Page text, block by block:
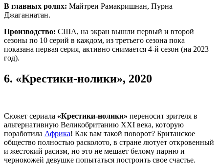
В главных ролях: Майтреи Рамакришнан, Пурна
Джаганнатан.
Производство: США, на экран вышли первый и второй
сезоны по 10 серий в каждом, из третьего сезона пока
показана первая серия, активно снимается 4-й сезон (на 2023
год).
6. «Крестики-нолики», 2020
Сюжет сериала «Крестики-нолики» переносит зрителя в
альтернативную Великобританию XXI века, которую
поработила Африка! Как вам такой поворот? Британское
общество полностью расколото, в стране лютует откровенный
и жестокий расизм, но это не мешает белому парню и
чернокожей девушке попытаться построить свое счастье.